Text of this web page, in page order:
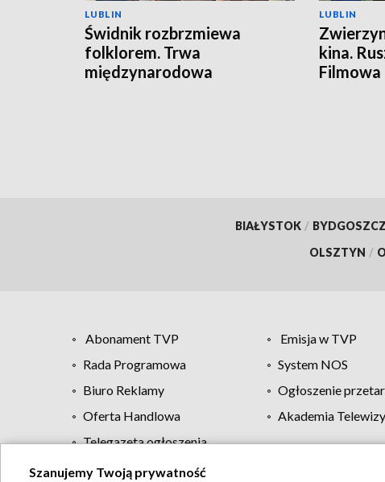
LUBLIN
Świdnik rozbrzmiewa
folklorem. Trwa
międzynarodowa
LUBLIN
kina.
Filmowa
BIAŁYSTOK / BYDGOSZCZ
OLSZTYN /
Abonament TVP Emisja w TVP
Rada Programowa
System NOS
Biuro Reklamy
Ogłoszenie
Oferta Handlowa
Akademia
Telegazeta ogłoszenia
Szanujemy Twoją prywatność